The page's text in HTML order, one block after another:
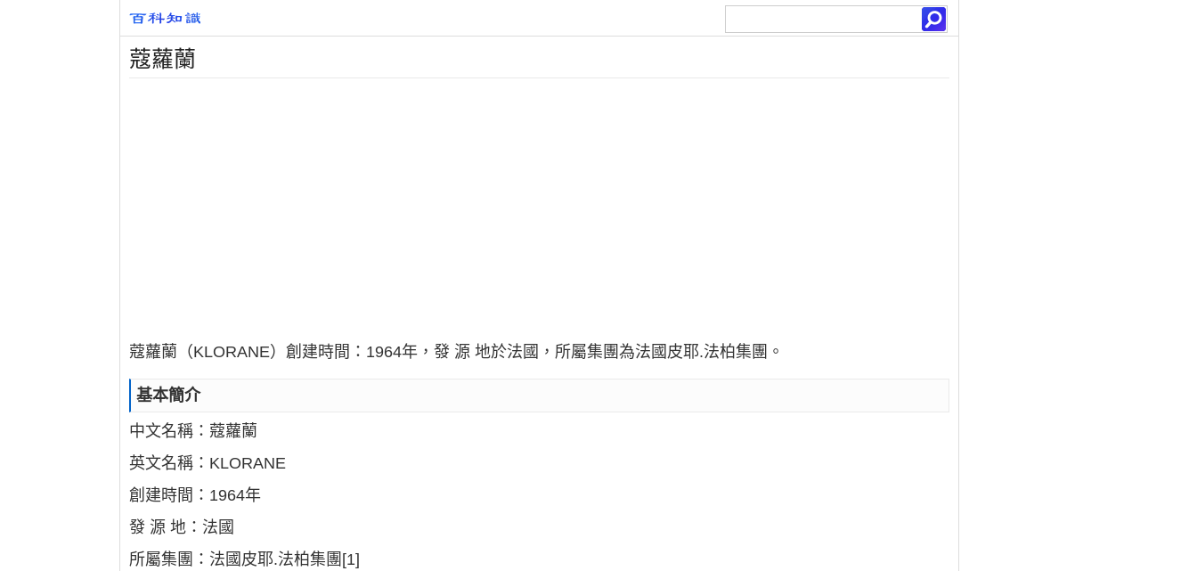
蔻蘿蘭
蔻蘿蘭（KLORANE）創建時間：1964年，發 源 地於法國，所屬集團為法國皮耶.法柏集團。
基本簡介
中文名稱：蔻蘿蘭
英文名稱：KLORANE
創建時間：1964年
發 源 地：法國
所屬集團：法國皮耶.法柏集團[1]